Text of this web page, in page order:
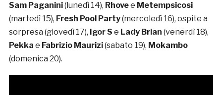
Sam Paganini(lunedì 14), Rhovee Metempsicosi
(martedì 15), Fresh Pool Party(mercoledì 16), ospite a
sorpresa (giovedì 17), Igor S e Lady Brian (venerdì 18),
Pekka e Fabrizio Maurizi(sabato 19), Mokambo
(domenica 20).